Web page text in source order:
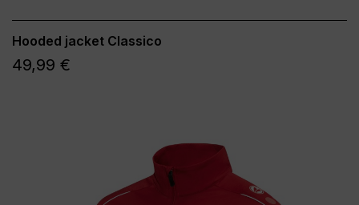
Hooded jacket Classico
49,99 €